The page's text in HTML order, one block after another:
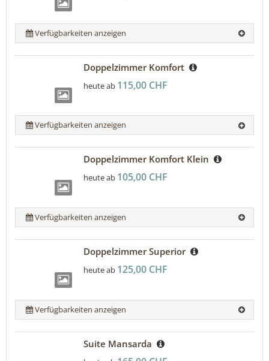
Verfügbarkeiten anzeigen
Doppelzimmer Komfort
heute ab 115,00 CHF
Verfügbarkeiten anzeigen
Doppelzimmer Komfort Klein
heute ab 105,00 CHF
Verfügbarkeiten anzeigen
Doppelzimmer Superior
heute ab 125,00 CHF
Verfügbarkeiten anzeigen
Suite Mansarda